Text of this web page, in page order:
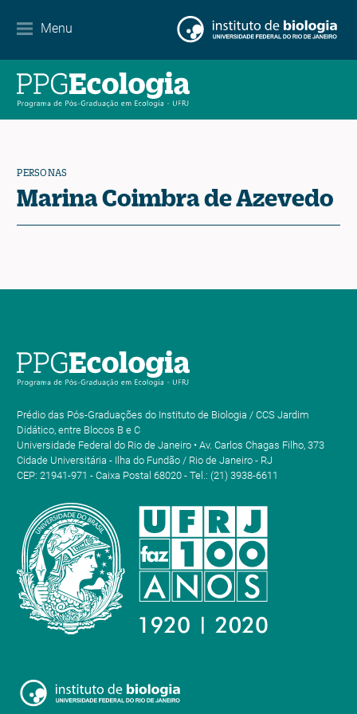
Menu
EN ES PT
PERSONAS
Marina Coimbra de Azevedo
Prédio das Pós-Graduações do Instituto de Biologia / CCS Jardim
Didático, entre Blocos B e C
Universidade Federal do Rio de Janeiro • Av. Carlos Chagas Filho, 373
Cidade Universitária - Ilha do Fundão / Rio de Janeiro - RJ
CEP: 21941-971 - Caixa Postal 68020 - Tel.: (21) 3938-6611